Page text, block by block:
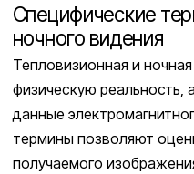
Специфические
ночного видения
Тепловизионная и
физическую реальность,
данные
термины позволяют
получаемого